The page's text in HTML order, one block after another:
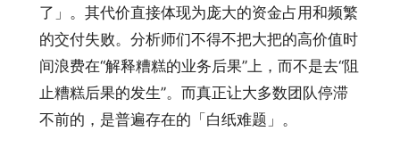
了」。其代价直接体现为庞大的资金占用和频繁
的交付失败。分析师们不得不把大把的高价值时
间浪费在“解释糟糕的业务后果”上，而不是去“阻
止糟糕后果的发生”。而真正让大多数团队停滞
不前的，是普遍存在的「白纸难题」。